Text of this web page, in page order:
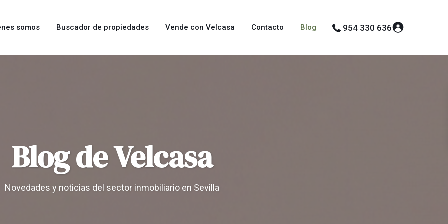
somos Buscador de propiedades Vende con Velcasa Contacto Blog 954 330 636
Blog de Velcasa
Novedades y noticias del sector inmobiliario en Sevilla